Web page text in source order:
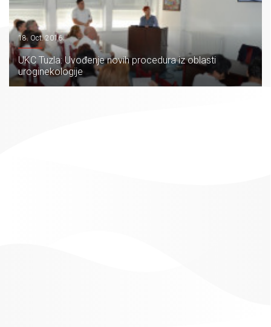
18. Oct. 2016.
UKC Tuzla: Uvođenje novih procedura iz oblasti
uroginekologije